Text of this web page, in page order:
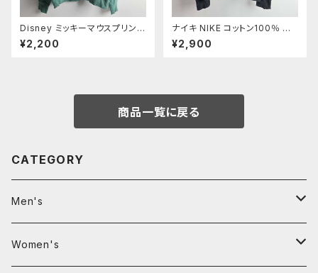
Disney ミッキーマウスプリント
クルーネックスウェットシャツ ト
レーナー 裏起毛 M グリーン m
¥2,200
ナイキ NIKE コットン100％ デ
ジタルロゴプリント フルジップス
ウェットパーカー フーディー M
¥2,900
商品一覧に戻る
CATEGORY
Men's
Clothing
Women's